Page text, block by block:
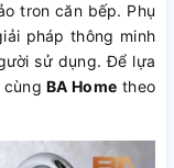
tron căn bếp. Phụ
pháp thông minh
sử dụng. Để lựa
BA Home theo